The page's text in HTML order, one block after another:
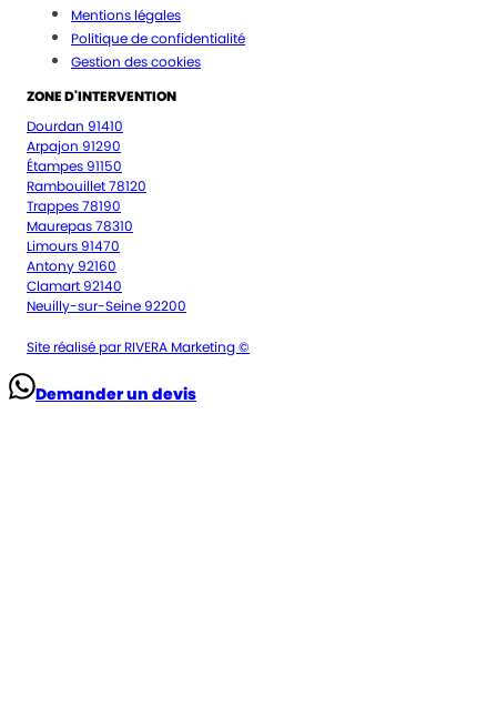
Mentions légales
Politique de confidentialité
Gestion des cookies
ZONE D'INTERVENTION
Dourdan 91410
Arpajon 91290
Étampes 91150
Rambouillet 78120
Trappes 78190
Maurepas 78310
Limours 91470
Antony 92160
Clamart 92140
Neuilly-sur-Seine 92200
Site réalisé par RIVERA Marketing ©
Demander un devis